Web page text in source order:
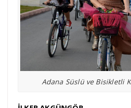
Adana Süslü ve Bisikletli